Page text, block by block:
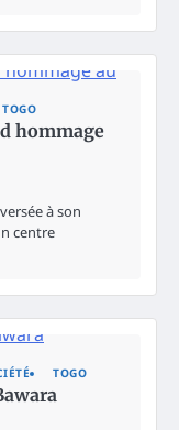
TOGO
hommage
à son
centre
TOGO